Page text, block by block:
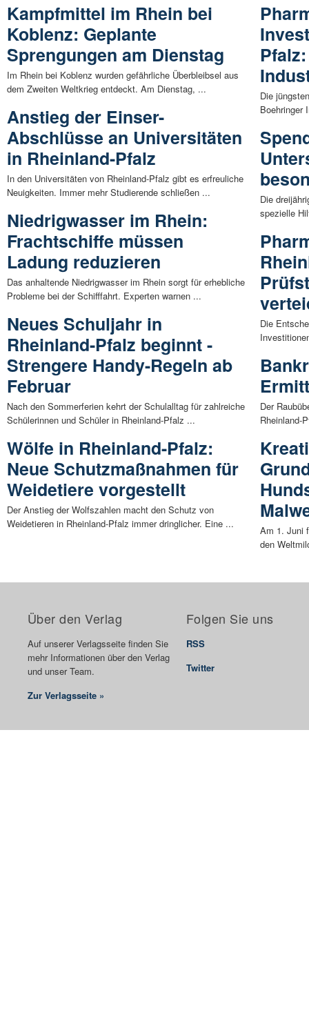
Kampfmittel im Rhein bei
Koblenz: Geplante
Sprengungen am Dienstag
Im Rhein bei Koblenz wurden gefährliche Überbleibsel aus
dem Zweiten Weltkrieg entdeckt. Am Dienstag, ...
Anstieg der Einser-
Abschlüsse an Universitäten
in Rheinland-Pfalz
In den Universitäten von Rheinland-Pfalz gibt es erfreuliche
Neuigkeiten. Immer mehr Studierende schließen ...
Niedrigwasser im Rhein:
Frachtschiffe müssen
Ladung reduzieren
Das anhaltende Niedrigwasser im Rhein sorgt für erhebliche
Probleme bei der Schifffahrt. Experten warnen ...
Neues Schuljahr in
Rheinland-Pfalz beginnt -
Strengere Handy-Regeln ab
Februar
Nach den Sommerferien kehrt der Schulalltag für zahlreiche
Schülerinnen und Schüler in Rheinland-Pfalz ...
Wölfe in Rheinland-Pfalz:
Neue Schutzmaßnahmen für
Weidetiere vorgestellt
Der Anstieg der Wolfszahlen macht den Schutz von
Weidetieren in Rheinland-Pfalz immer dringlicher. Eine ...
Die
Boehringer
Die
spezielle
Die
Der
Rheinland-
Am 1. Juni
den
Über den Verlag
Auf unserer Verlagsseite finden Sie
mehr Informationen über den Verlag
und unser Team.
Zur Verlagsseite »
Folgen Sie uns
RSS
Twitter